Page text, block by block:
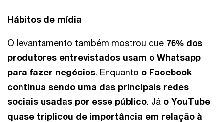
Hábitos de mídia
O levantamento também mostrou que 76% dos
produtores entrevistados usam o Whatsapp
para fazer negócios. Enquanto o Facebook
continua sendo uma das principais redes
sociais usadas por esse público. Já o YouTube
quase triplicou de importância em relação à